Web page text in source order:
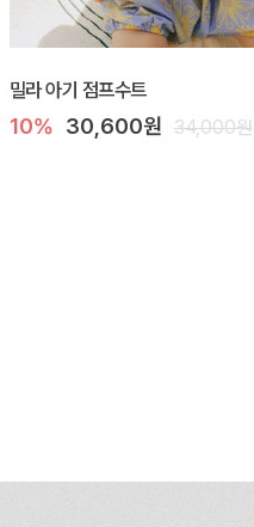
밀라 아기 점프수트
10% 30,600원 34,000원